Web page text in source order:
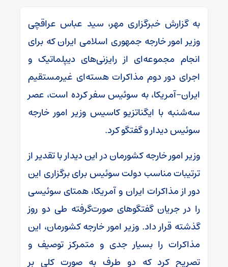
به گزارش خبرگزاری مهر، سید عباس عراقچی
وزیر امور خارجه جمهوری اسلامی ایران که برای
انجام مجموعه‌ای از رایزنی‌های دیپلماتیک و
اجرای دور دوم مذاکرات هسته‌ای غیرمستقیم
ایران-آمریکا، به سوئیس سفر کرده است، عصر
سه‌شنبه با ایگناتزیو کاسیس وزیر امور خارجه
سوئیس دیدار و گفتگو کرد.
وزیر امور خارجه کشورمان در این دیدار با تقدیر از
ترتیبات مناسب دولت سوئیس برای برگزاری این
دور از مذاکرات ایران و آمریکا، همتای سوئیسی
را در جریان گفتگوهای صورت‌گرفته طی دو روز
گذشته قرار داد. وزیر امور خارجه کشورمان، این
مذاکرات را بسیار جدی و متمرکز توصیف و
تصریح کرد که دو طرف به صورت کلی بر